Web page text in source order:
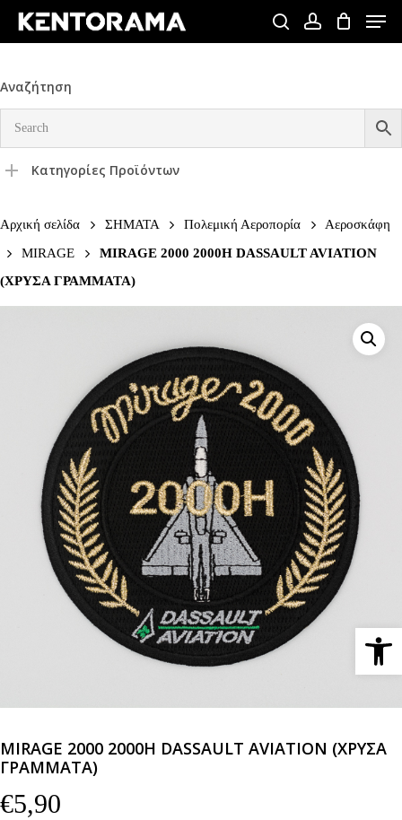
Skip
content
searchaccount
Menu
Αναζήτηση
Κατηγορίες Προϊόντων
Αρχική σελίδα ΣΗΜΑΤΑ Πολεμική Αεροπορία
Αεροσκάφη
MIRAGE
MIRAGE 2000 2000H DASSAULT AVIATION
(ΧΡΥΣΑ ΓΡΑΜΜΑΤΑ)
MIRAGE 2000 2000H DASSAULT AVIATION (ΧΡΥΣΑ
ΓΡΑΜΜΑΤΑ)
€5,90